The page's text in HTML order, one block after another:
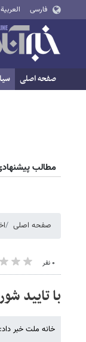
فارسی العربية
صفحه اصلی
مطالب
صفحه اصلی
۰ نفر
با تایید
خانه ملت خبر داد: